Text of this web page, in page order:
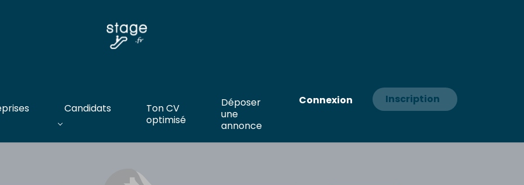
Connexion Inscription
Candidats
Ton CV
optimisé
Déposer
une
annonce